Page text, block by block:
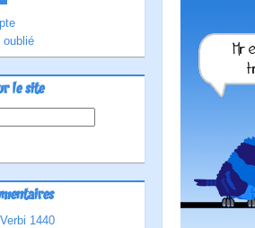
oublié
le site
Verbi 1440